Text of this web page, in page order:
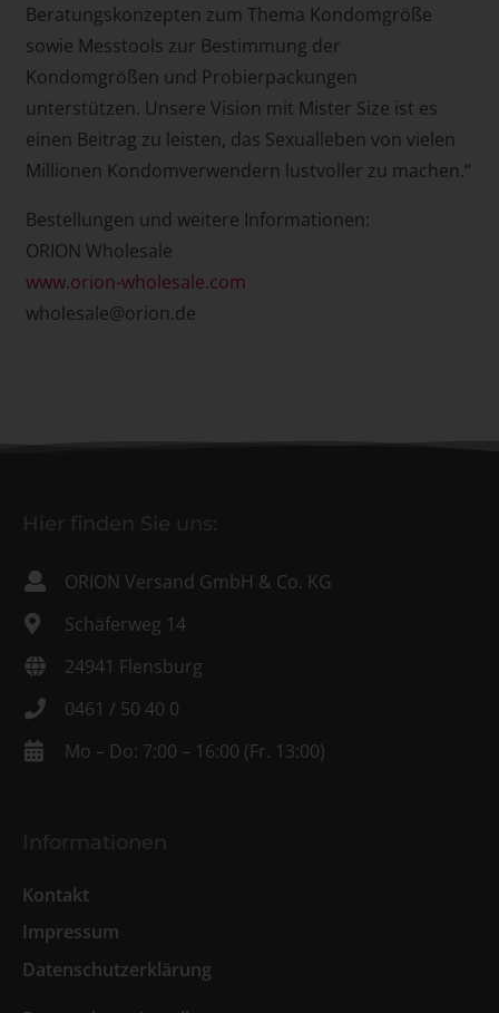
Beratungskonzepten zum Thema Kondomgröße
sowie Messtools zur Bestimmung der
Kondomgrößen und Probierpackungen
unterstützen. Unsere Vision mit Mister Size ist es
einen Beitrag zu leisten, das Sexualleben von vielen
Millionen Kondomverwendern lustvoller zu machen.“
Bestellungen und weitere Informationen:
ORION Wholesale
www.orion-wholesale.com
wholesale@orion.de
Hier finden Sie uns:
ORION Versand GmbH & Co. KG
Schäferweg 14
24941 Flensburg
0461 / 50 40 0
Mo – Do: 7:00 – 16:00 (Fr. 13:00)
Informationen
Kontakt
Impressum
Datenschutzerklärung